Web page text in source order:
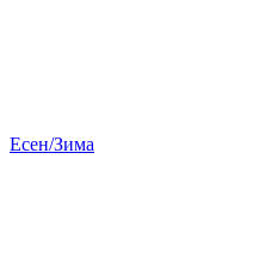
Есен/Зима